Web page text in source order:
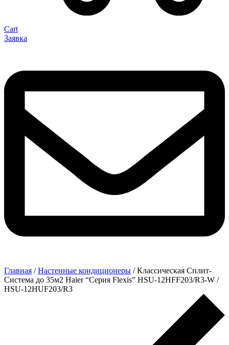
Cart
Заявка
Главная /Настенные кондиционеры / Классическая Сплит-
Система до 35м2 Haier “Серия Flexis” HSU-12HFF203/R3-W /
HSU-12HUF203/R3